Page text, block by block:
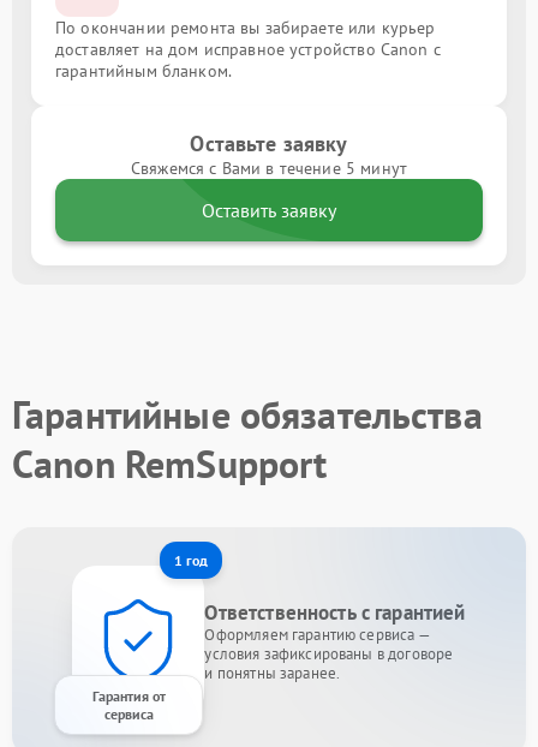
По окончании ремонта вы забираете или курьер
доставляет на дом исправное устройство Canon с
гарантийным бланком.
Оставьте заявку
Свяжемся с Вами в течение 5 минут
Оставить заявку
Гарантийные обязательства
Canon RemSupport
1 год
Гарантия от
сервиса
Ответственность с гарантией
Оформляем гарантию сервиса —
условия зафиксированы в договоре
и понятны заранее.